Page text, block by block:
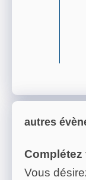
autres
Vous